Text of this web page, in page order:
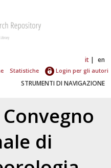
it en
Statistiche Login per gli autori
STRUMENTI DI NAVIGAZIONE
di